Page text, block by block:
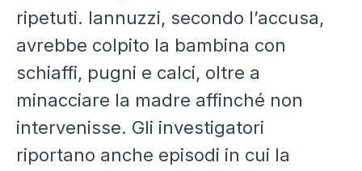
ripetuti. Iannuzzi, secondo l’accusa,
avrebbe colpito la bambina con
schiaffi, pugni e calci, oltre a
minacciare la madre affinché non
intervenisse. Gli investigatori
riportano anche episodi in cui la